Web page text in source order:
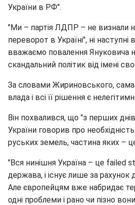
України в РФ".
"Ми – партія ЛДПР – не визнали
переворот в Україні", ні
вважаємо повалення Януковича
скандальний політик від імені
За словами Жириновського, сама
влада і всі її рішення є
Він похвалився, що "з перших
України говорив про
руських земель, частина яких –
"Вся нинішня Україна – це failed
держава, і існує лише за рахунок
Але європейцям вже набридає
одні проблеми і рано чи пізно